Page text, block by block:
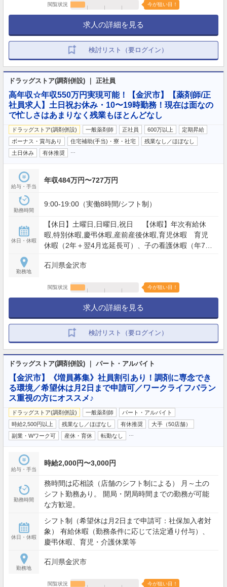
閲覧状況 今が狙い目！
求人の詳細を見る
検討リスト（要ログイン）
ドラッグストア(調剤併設) ｜ 正社員
高年収☆年収550万円実現可能！【金沢市】【薬剤師/正
社員求人】土日祝お休み・10〜19時勤務！現在は面なの
で忙しさはあまりなく残業もほとんどなし
ドラッグストア(調剤併設) 一般薬剤師 正社員 600万以上
定期昇給
ボーナス・賞与あり
住宅補助(手当)・寮・社宅
残業なし／ほぼなし
土日休み
有休推奨
給与・手当
年収484万円〜727万円
勤務時間
9:00-19:00（実働8時間/シフト制）
休日・休暇
【休日】土曜日,日曜日,祝日 【休暇】年次有給休
暇,特別休暇,慶弔休暇,産前産後休暇,育児休暇 育児
休暇（2年＋翌4月迄延長可）、子の看護休暇（年7
119日
勤務地
石川県金沢市
閲覧状況 今が狙い目！
求人の詳細を見る
検討リスト（要ログイン）
ドラッグストア(調剤併設) ｜ パート・アルバイト
【金沢市】《増員募集》社員割引あり！調剤に専念でき
る環境／希望休は月2日まで申請可／ワークライフバラン
ス重視の方にオススメ♪
ドラッグストア(調剤併設) 一般薬剤師
パート・アルバイト
時給2,500円以上
残業なし／ほぼなし 有休推奨
大手（50店舗）
副業・Wワーク可
産休・育休 転勤なし
給与・手当
時給2,000円〜3,000円
勤務時間
務時間は応相談（店舗のシフト制による） 月～土の
シフト勤務あり。 開局・閉局時間までの勤務が可能
な方歓迎。
休日・休暇
シフト制（希望休は月2日まで申請可：社保加入者対
象） 有給休暇（勤務条件に応じて法定通り付与）、
慶弔休暇、育児・介護休業等
勤務地
石川県金沢市
閲覧状況 今が狙い目！